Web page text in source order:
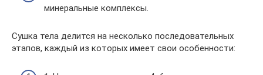
минеральные комплексы.
Сушка тела делится на несколько последовательных
этапов, каждый из которых имеет свои особенности: